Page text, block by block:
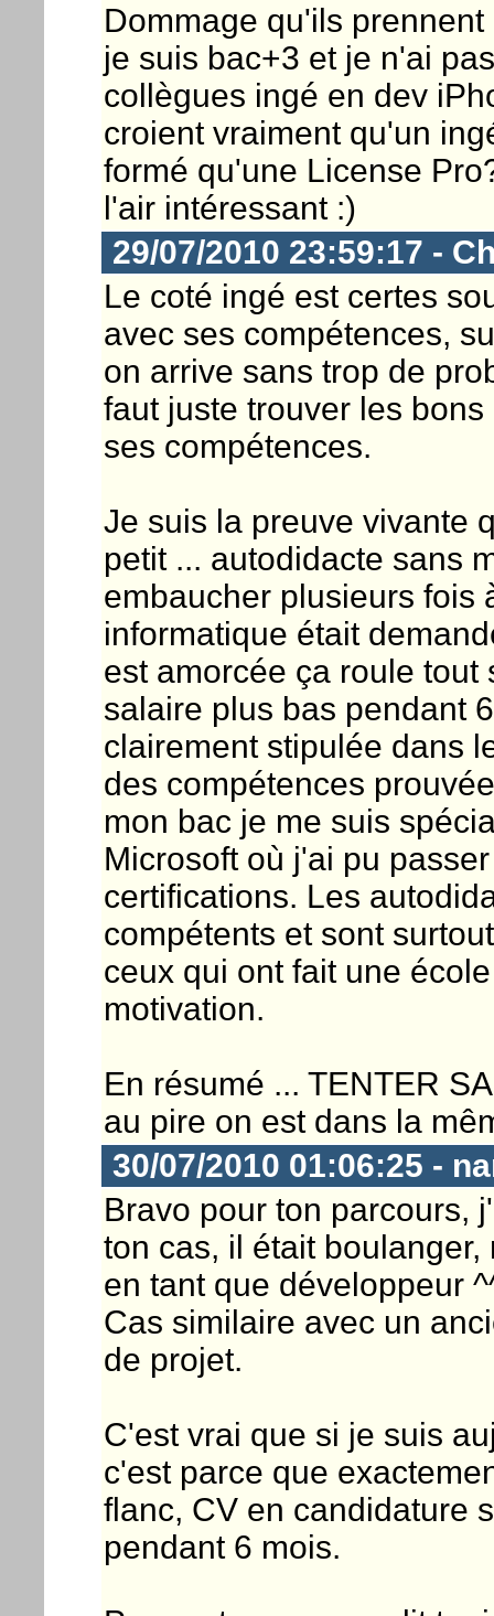
Dommage qu'ils
je suis bac+3 et je n'ai
collègues ingé en dev
croient vraiment qu'un
formé qu'une License
l'air intéressant :)
29/07/2010 23:59:17 -
Le coté ingé est certes
avec ses compétences,
on arrive sans trop de
faut juste trouver les
ses compétences.
Je suis la preuve vivante
petit ... autodidacte sans
embaucher plusieurs fois
informatique était
est amorcée ça roule
salaire plus bas pendant
clairement stipulée dans
des compétences
mon bac je me suis
Microsoft où j'ai pu
certifications. Les
compétents et sont
ceux qui ont fait une
motivation.
En résumé ... TENTER
au pire on est dans la
30/07/2010 01:06:25 -
Bravo pour ton parcours,
ton cas, il était
en tant que développeur
Cas similaire avec un
de projet.
C'est vrai que si je suis
c'est parce que
flanc, CV en candidature
pendant 6 mois.